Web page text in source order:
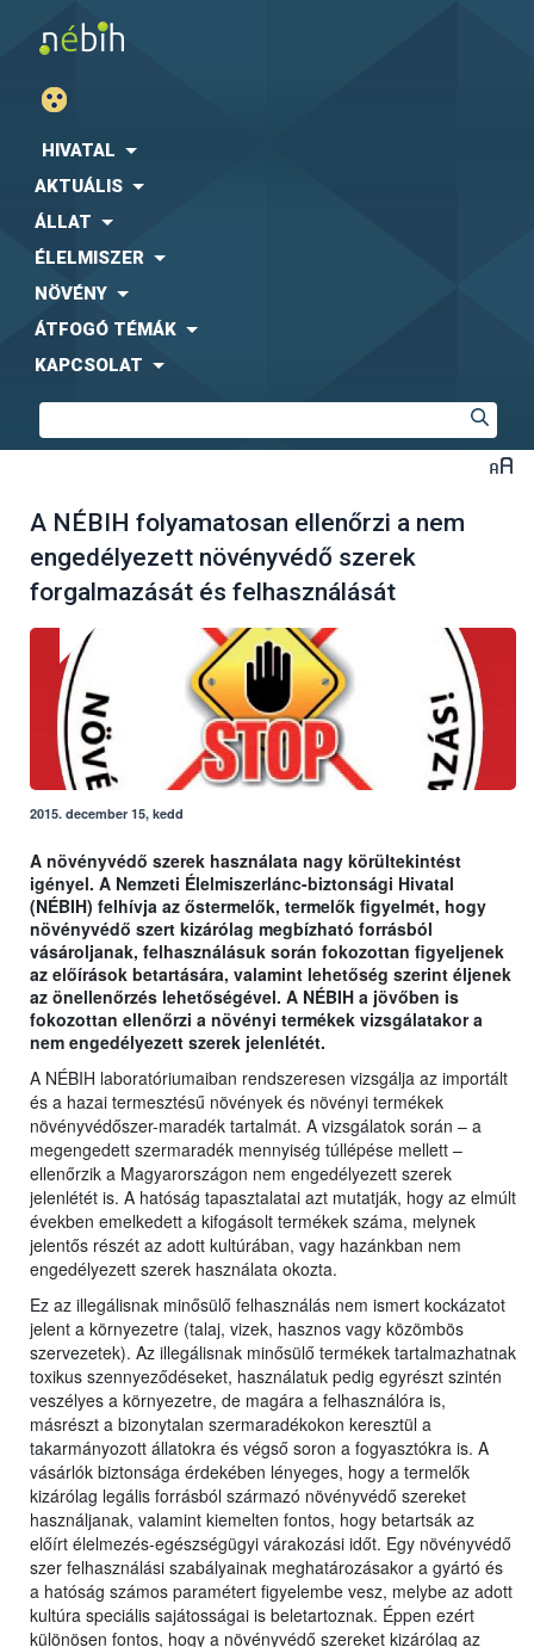
HIVATAL
AKTUÁLIS
ÁLLAT
ÉLELMISZER
NÖVÉNY
ÁTFOGÓ TÉMÁK
KAPCSOLAT
A NÉBIH folyamatosan ellenőrzi a nem
engedélyezett növényvédő szerek
forgalmazását és felhasználását
2015. december 15, kedd
A növényvédő szerek használata nagy körültekintést
igényel. A Nemzeti Élelmiszerlánc-biztonsági Hivatal
(NÉBIH) felhívja az őstermelők, termelők figyelmét, hogy
növényvédő szert kizárólag megbízható forrásból
vásároljanak, felhasználásuk során fokozottan figyeljenek
az előírások betartására, valamint lehetőség szerint éljenek
az önellenőrzés lehetőségével. A NÉBIH a jövőben is
fokozottan ellenőrzi a növényi termékek vizsgálatakor a
nem engedélyezett szerek jelenlétét.
A NÉBIH laboratóriumaiban rendszeresen vizsgálja az importált
és a hazai termesztésű növények és növényi termékek
növényvédőszer-maradék tartalmát. A vizsgálatok során – a
megengedett szermaradék mennyiség túllépése mellett –
ellenőrzik a Magyarországon nem engedélyezett szerek
jelenlétét is. A hatóság tapasztalatai azt mutatják, hogy az elmúlt
években emelkedett a kifogásolt termékek száma, melynek
jelentős részét az adott kultúrában, vagy hazánkban nem
engedélyezett szerek használata okozta.
Ez az illegálisnak minősülő felhasználás nem ismert kockázatot
jelent a környezetre (talaj, vizek, hasznos vagy közömbös
szervezetek). Az illegálisnak minősülő termékek tartalmazhatnak
toxikus szennyeződéseket, használatuk pedig egyrészt szintén
veszélyes a környezetre, de magára a felhasználóra is,
másrészt a bizonytalan szermaradékokon keresztül a
takarmányozott állatokra és végső soron a fogyasztókra is. A
vásárlók biztonsága érdekében lényeges, hogy a termelők
kizárólag legális forrásból származó növényvédő szereket
használjanak, valamint kiemelten fontos, hogy betartsák az
előírt élelmezés-egészségügyi várakozási időt. Egy növényvédő
szer felhasználási szabályainak meghatározásakor a gyártó és
a hatóság számos paramétert figyelembe vesz, melybe az adott
kultúra speciális sajátosságai is beletartoznak. Éppen ezért
különösen fontos, hogy a növényvédő szereket kizárólag az